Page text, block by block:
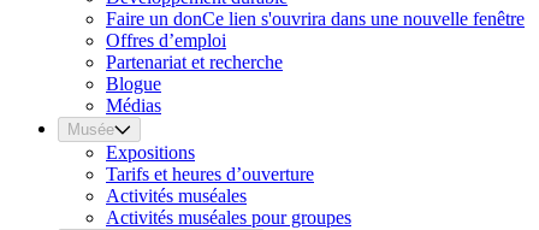
Faire un donCe lien s'ouvrira dans une nouvelle fenêtre
Offres d’emploi
Partenariat et recherche
Blogue
Médias
Musée
Expositions
Tarifs et heures d’ouverture
Activités muséales
Activités muséales pour groupes